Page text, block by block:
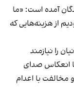
آمده است: «ما
از هزینه‌هایی که
را نیازمند
انعکاس صدای
با اعدام